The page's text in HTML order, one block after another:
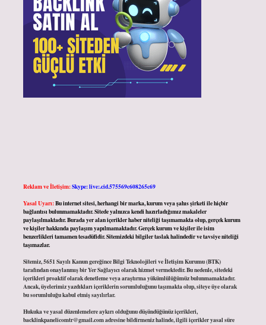
Reklam ve İletişim:Skype: live:.cid.575569c608265c69
Yasal Uyarı:Bu internet sitesi, herhangi bir marka, kurum veya şahıs şirketi ile hiçbir
bağlantısı bulunmamaktadır. Sitede yalnızca kendi hazırladığımız makaleler
paylaşılmaktadır. Burada yer alan içerikler haber niteliği taşımamakta olup, gerçek kurum
ve kişiler hakkında paylaşım yapılmamaktadır. Gerçek kurum ve kişiler ile isim
benzerlikleri tamamen tesadüfidir. Sitemizdeki bilgiler taslak halindedir ve tavsiye niteliği
taşımazlar.
Sitemiz, 5651 Sayılı Kanun gereğince Bilgi Teknolojileri ve İletişim Kurumu (BTK)
tarafından onaylanmış bir Yer Sağlayıcı olarak hizmet vermektedir. Bu nedenle, sitedeki
içerikleri proaktif olarak denetleme veya araştırma yükümlülüğümüz bulunmamaktadır.
Ancak, üyelerimiz yazdıkları içeriklerin sorumluluğunu taşımakta olup, siteye üye olarak
bu sorumluluğu kabul etmiş sayılırlar.
Hukuka ve yasal düzenlemelere aykırı olduğunu düşündüğünüz içerikleri,
backlinkpanelicomtr@gmail.comadresine bildirmeniz halinde, ilgili içerikler yasal süre